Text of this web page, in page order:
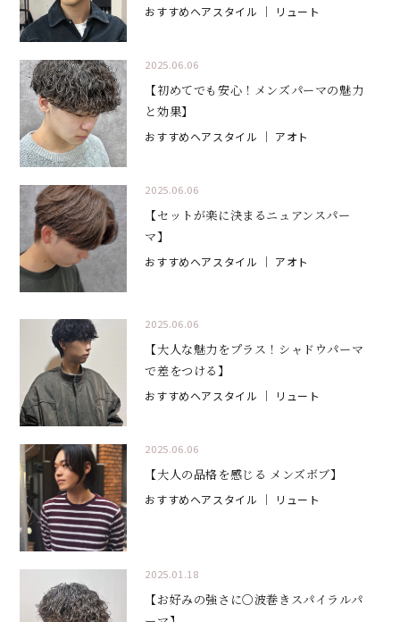
おすすめヘアスタイル ｜ リュート
2025.06.06
【初めてでも安心！メンズパーマの魅力
と効果】
おすすめヘアスタイル ｜ アオト
2025.06.06
【セットが楽に決まるニュアンスパー
マ】
おすすめヘアスタイル ｜ アオト
2025.06.06
【大人な魅力をプラス！シャドウパーマ
で差をつける】
おすすめヘアスタイル ｜ リュート
2025.06.06
【大人の品格を感じる メンズボブ】
おすすめヘアスタイル ｜ リュート
2025.01.18
【お好みの強さに〇波巻きスパイラルパ